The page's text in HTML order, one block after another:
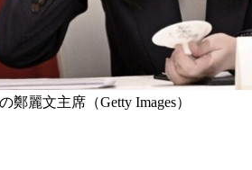
麗文主席（Getty Images）